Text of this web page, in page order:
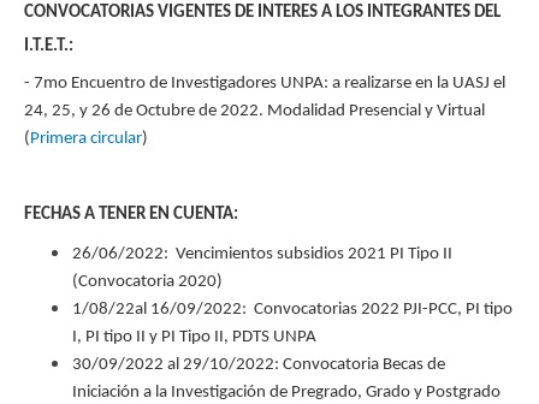
CONVOCATORIAS VIGENTES DE INTERES A LOS INTEGRANTES DEL
I.T.E.T.:
- 7mo Encuentro de Investigadores UNPA: a realizarse en la UASJ el
24, 25, y 26 de Octubre de 2022. Modalidad Presencial y Virtual
(Primera circular)
FECHAS A TENER EN CUENTA:
26/06/2022: Vencimientos subsidios 2021 PI Tipo II
(Convocatoria 2020)
1/08/22al 16/09/2022: Convocatorias 2022 PJI-PCC, PI tipo
I, PI tipo II y PI Tipo II, PDTS UNPA
30/09/2022 al 29/10/2022: Convocatoria Becas de
Iniciación a la Investigación de Pregrado, Grado y Postgrado